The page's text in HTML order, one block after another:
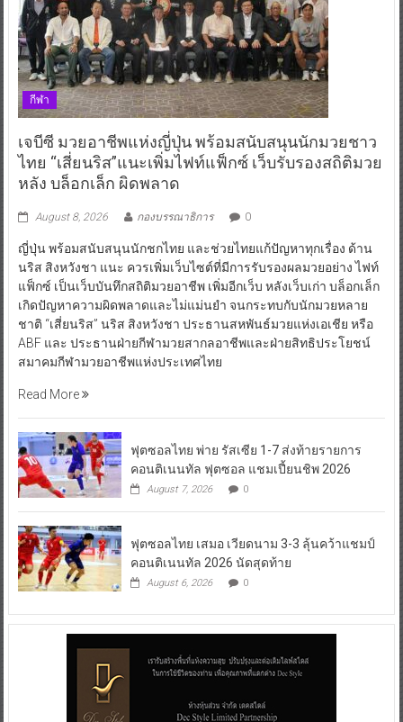
กีฬา
เจบีซี มวยอาชีพแห่งญี่ปุ่น พร้อมสนับสนุนนักมวยชาว
ไทย “เสี่ยนริส”แนะเพิ่มไฟท์แฟ็กซ์ เว็บรับรองสถิติมวย
หลัง บล็อกเล็ก ผิดพลาด
August 8, 2026 กองบรรณาธิการ 0
ญี่ปุ่น พร้อมสนับสนุนนักชกไทย และช่วยไทยแก้ปัญหาทุกเรื่อง ด้าน
นริส สิงหวังชา แนะ ควรเพิ่มเว็บไซต์ที่มีการรับรองผลมวยอย่าง ไฟท์
แฟ็กซ์ เป็นเว็บบันทึกสถิติมวยอาชีพ เพิ่มอีกเว็บ หลังเว็บเก่า บล็อกเล็ก
เกิดปัญหาความผิดพลาดและไม่แม่นยำ จนกระทบกับนักมวยหลาย
ชาติ “เสี่ยนริส” นริส สิงหวังชา ประธานสหพันธ์มวยแห่งเอเชีย หรือ
ABF และ ประธานฝ่ายกีฬามวยสากลอาชีพและฝ่ายสิทธิประโยชน์
สมาคมกีฬามวยอาชีพแห่งประเทศไทย
Read More
ฟุตซอลไทย พ่าย รัสเซีย 1-7 ส่งท้ายรายการ
คอนติเนนทัล ฟุตซอล แชมเปี้ยนชิพ 2026
August 7, 2026 0
ฟุตซอลไทย เสมอ เวียดนาม 3-3 ลุ้นคว้าแชมป์
คอนติเนนทัล 2026 นัดสุดท้าย
August 6, 2026 0